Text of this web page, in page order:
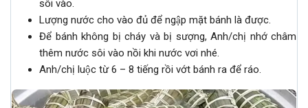
sôi vào.
Lượng nước cho vào đủ để ngập mặt bánh là được.
Để bánh không bị cháy và bị sượng, Anh/chị nhớ châm
thêm nước sôi vào nồi khi nước vơi nhé.
Anh/chị luộc từ 6 – 8 tiếng rồi vớt bánh ra để ráo.